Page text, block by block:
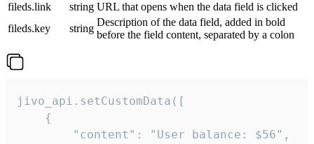
fileds.link
string URL that opens when the data field is clicked
fileds.key
string
Description of the data field, added in bold
before the field content, separated by a colon
jivo_api.setCustomData([
    {
        "content": "User balance: $56",